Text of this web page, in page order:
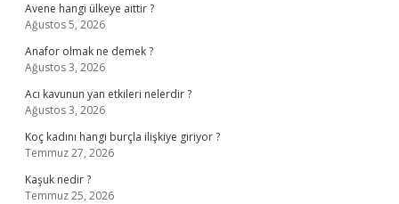
Avene hangi ülkeye aittir ?
Ağustos 5, 2026
Anafor olmak ne demek ?
Ağustos 3, 2026
Acı kavunun yan etkileri nelerdir ?
Ağustos 3, 2026
Koç kadını hangi burçla ilişkiye giriyor ?
Temmuz 27, 2026
Kaşuk nedir ?
Temmuz 25, 2026